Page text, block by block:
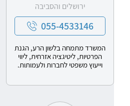
ירושלים והסביבה
055-4533146
המשרד מתמחה בלשון הרע, הגנת
הפרטיות, ליטיגציה אזרחית, ליווי
וייעוץ משפטי לחברות ולעמותות.